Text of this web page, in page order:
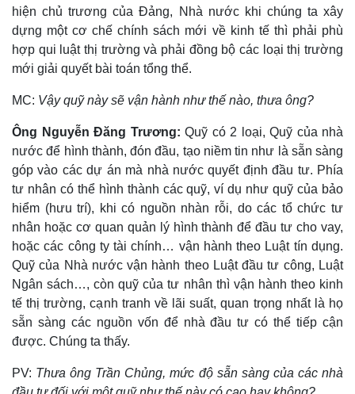
hiện chủ trương của Đảng, Nhà nước khi chúng ta xây
dựng một cơ chế chính sách mới về kinh tế thì phải phù
hợp qui luật thị trường và phải đồng bộ các loại thị trường
mới giải quyết bài toán tổng thể.
MC: Vậy quỹ này sẽ vận hành như thế nào, thưa ông?
Ông Nguyễn Đăng Trương: Quỹ có 2 loại, Quỹ của nhà
nước để hình thành, đón đầu, tạo niềm tin như là sẵn sàng
góp vào các dự án mà nhà nước quyết định đầu tư. Phía
tư nhân có thể hình thành các quỹ, ví dụ như quỹ của bảo
hiểm (hưu trí), khi có nguồn nhàn rỗi, do các tổ chức tư
nhân hoặc cơ quan quản lý hình thành để đầu tư cho vay,
hoặc các công ty tài chính… vận hành theo Luật tín dụng.
Quỹ của Nhà nước vận hành theo Luật đầu tư công, Luật
Ngân sách…, còn quỹ của tư nhân thì vận hành theo kinh
tế thị trường, cạnh tranh về lãi suất, quan trọng nhất là họ
sẵn sàng các nguồn vốn để nhà đầu tư có thể tiếp cận
được. Chúng ta thấy.
PV: Thưa ông Trần Chủng, mức độ sẵn sàng của các nhà